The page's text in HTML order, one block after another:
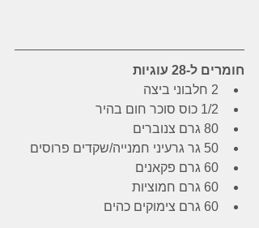
חומרים ל-28 עוגיות
2 חלבוני ביצה
1/2 כוס סוכר חום בהיר
80 גרם צנוברים
50 גר גרעיני חמנייה/שקדים פרוסים
60 גרם פקאנים
60 גרם חמוציות
60 גרם צימוקים כהים